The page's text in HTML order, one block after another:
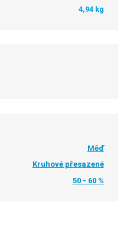
4,94 kg
Měď
Kruhové přesazené
50 - 60 %